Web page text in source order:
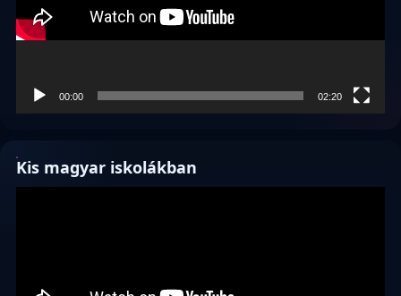
00:00 02:20
Kis magyar iskolákban